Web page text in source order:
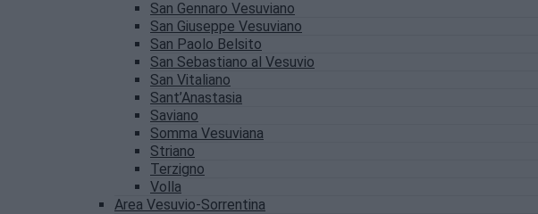
San Gennaro Vesuviano
San Giuseppe Vesuviano
San Paolo Belsito
San Sebastiano al Vesuvio
San Vitaliano
Sant’Anastasia
Saviano
Somma Vesuviana
Striano
Terzigno
Volla
Area Vesuvio-Sorrentina